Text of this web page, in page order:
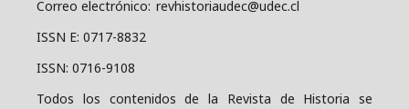
Correo electrónico: revhistoriaudec@udec.cl
ISSN E: 0717-8832
ISSN: 0716-9108
Todos los contenidos de la Revista de Historia se